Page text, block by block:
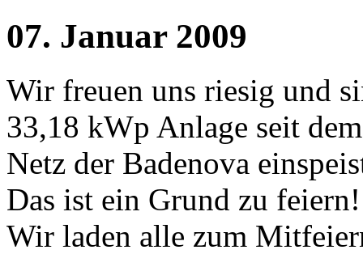
07. Januar 2009
Wir freuen uns riesig und
33,18 kWp Anlage seit
Netz der Badenova
Das ist ein Grund zu feiern!
Wir laden alle zum